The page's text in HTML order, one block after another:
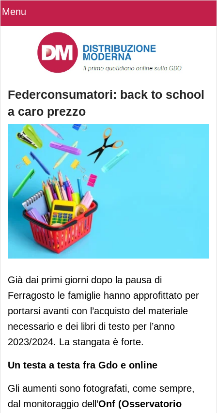
Menu
Federconsumatori: back to school
a caro prezzo
Federconsumatori: back to school a
caro prezzo
Già dai primi giorni dopo la pausa di
Ferragosto le famiglie hanno approfittato per
portarsi avanti con l’acquisto del materiale
necessario e dei libri di testo per l’anno
2023/2024. La stangata è forte.
Un testa a testa fra Gdo e online
Gli aumenti sono fotografati, come sempre,
dal monitoraggio dell’Onf (Osservatorio